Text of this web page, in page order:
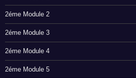
2éme Module 2
2éme Module 3
2éme Module 4
2éme Module 5